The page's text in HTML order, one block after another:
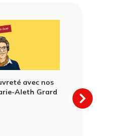
avec nos
Aleth Grard
droits